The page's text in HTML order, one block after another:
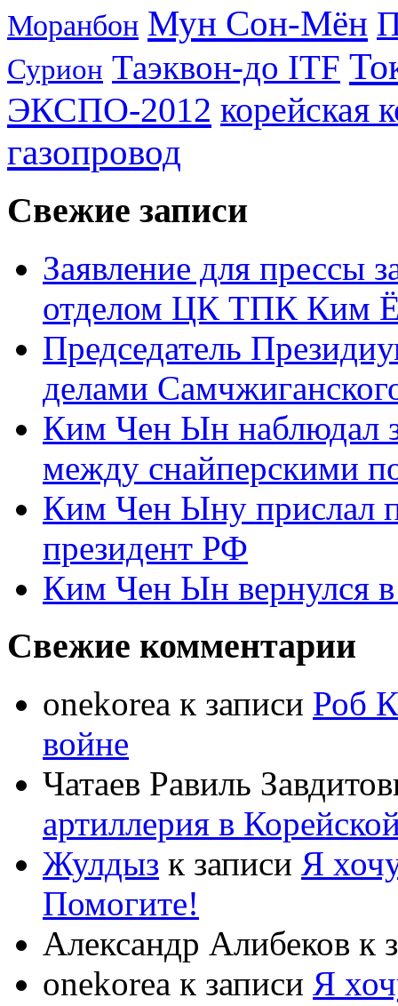
Моранбон Мун Сон-Мён
Сурион Таэквон-до ITF
ЭКСПО-2012 корейская
газопровод
Свежие записи
Заявление для прессы
отделом ЦК ТПК Ким
Председатель
делами
Ким Чен Ын наблюдал
между снайперскими
Ким Чен Ыну прислал
президент РФ
Ким Чен Ын вернулся
Свежие комментарии
onekorea к записи Роб
войне
Чатаев Равиль
артиллерия в
Жулдыз к записи Я
Помогите!
Александр Алибеков к
onekorea к записи Я